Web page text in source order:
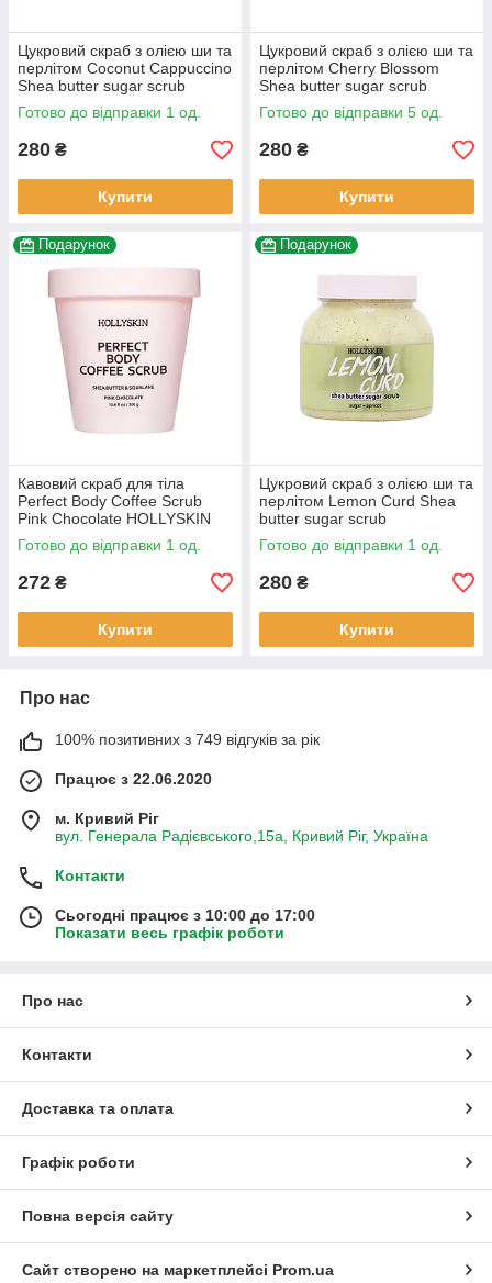
Цукровий скраб з олією ши та
перлітом Coconut Cappuccino
Shea butter sugar scrub
HOLLYSKIN
Готово до відправки 1 од.
280 ₴
Купити
Цукровий скраб з олією ши та
перлітом Cherry Blossom
Shea butter sugar scrub
HOLLYSKIN
Готово до відправки 5 од.
280 ₴
Купити
Подарунок
Кавовий скраб для тіла
Perfect Body Coffee Scrub
Pink Chocolate HOLLYSKIN
300 г
Готово до відправки 1 од.
272 ₴
Купити
Подарунок
Цукровий скраб з олією ши та
перлітом Lemon Curd Shea
butter sugar scrub
HOLLYSKIN
Готово до відправки 1 од.
280 ₴
Купити
Про нас
100% позитивних з 749 відгуків за рік
Працює з 22.06.2020
м. Кривий Ріг
вул. Генерала Радієвського,15а, Кривий Ріг, Україна
Контакти
Сьогодні працює з 10:00 до 17:00
Показати весь графік роботи
Про нас
Контакти
Доставка та оплата
Графік роботи
Повна версія сайту
Сайт створено на маркетплейсі Prom.ua